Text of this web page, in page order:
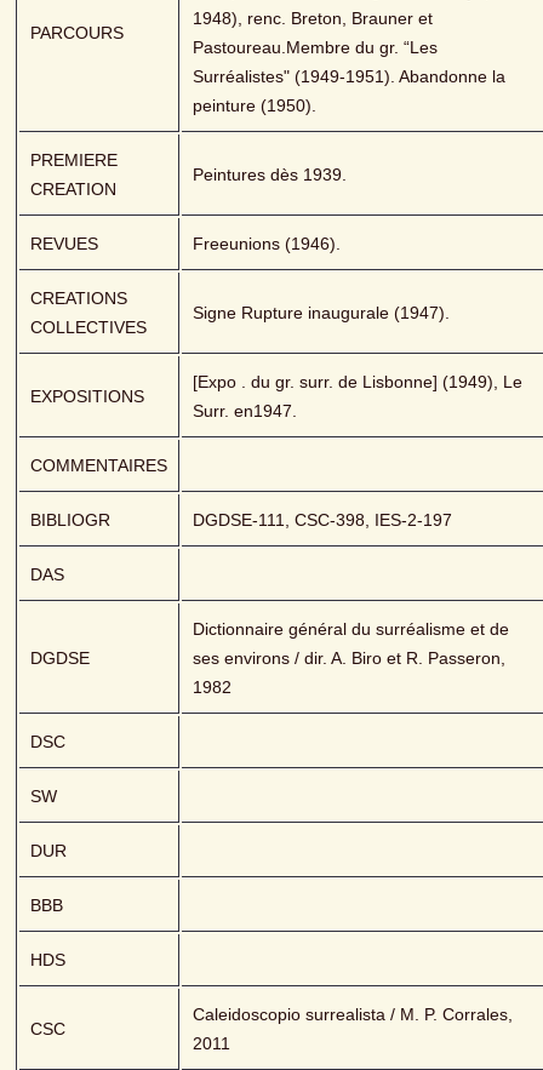
PARCOURS
1948), renc. Breton, Brauner et
Pastoureau.Membre du gr. “Les
Surréalistes" (1949-1951). Abandonne la
peinture (1950).
PREMIERE
CREATION
Peintures dès 1939.
REVUES Freeunions (1946).
CREATIONS
COLLECTIVES
Signe Rupture inaugurale (1947).
EXPOSITIONS
[Expo . du gr. surr. de Lisbonne] (1949), Le
Surr. en1947.
COMMENTAIRES
BIBLIOGR DGDSE-111, CSC-398, IES-2-197
DAS
DGDSE
Dictionnaire général du surréalisme et de
ses environs / dir. A. Biro et R. Passeron,
1982
DSC
SW
DUR
BBB
HDS
CSC
Caleidoscopio surrealista / M. P. Corrales,
2011